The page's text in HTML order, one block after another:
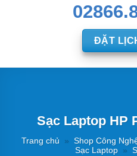
ĐẶT
Sạc Laptop HP
Trang chủ » Shop Công
Sạc Laptop »